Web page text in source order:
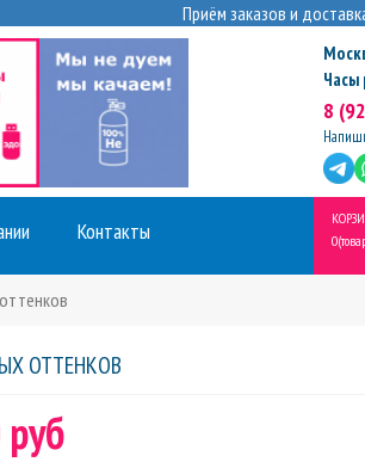
Приём заказов и
Часы
8
Контакты
0
ОТТЕНКОВ